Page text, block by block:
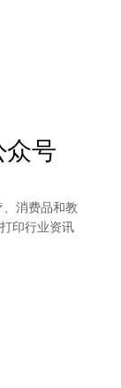
众号
消费品和教
印行业资讯